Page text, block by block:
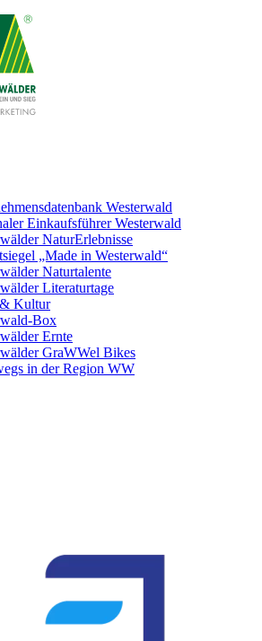
Westerwald
Einkaufsführer Westerwald
NaturErlebnisse
„Made in Westerwald“
Naturtalente
Literaturtage
Kultur
Box
Ernte
GraWWel Bikes
in der Region WW